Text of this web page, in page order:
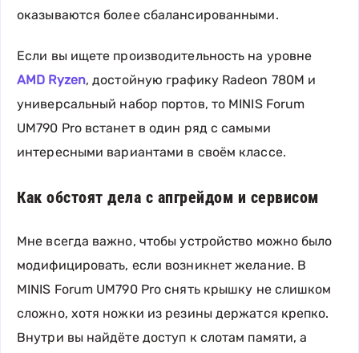
оказываются более сбалансированными.
Если вы ищете производительность на уровне
AMD Ryzen, достойную графику Radeon 780M и
универсальный набор портов, то MINIS Forum
UM790 Pro встанет в один ряд с самыми
интересными вариантами в своём классе.
Как обстоят дела с апгрейдом и сервисом
Мне всегда важно, чтобы устройство можно было
модифицировать, если возникнет желание. В
MINIS Forum UM790 Pro снять крышку не слишком
сложно, хотя ножки из резины держатся крепко.
Внутри вы найдёте доступ к слотам памяти, а